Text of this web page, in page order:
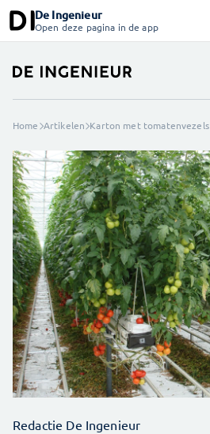
De Ingenieur
Open deze pagina in de app
Home Artikelen Karton met tomatenvezels
Redactie De Ingenieur